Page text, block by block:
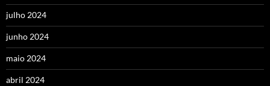
julho 2024
junho 2024
maio 2024
abril 2024